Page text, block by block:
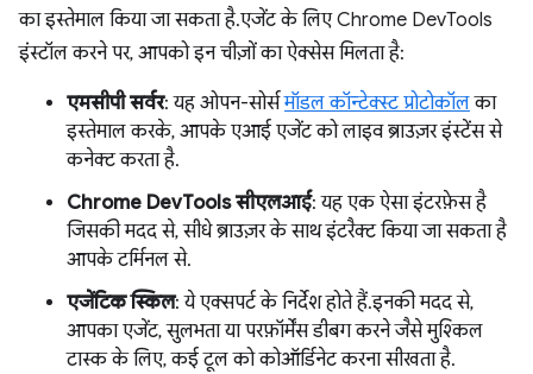
का इस्तेमाल किया जा सकता है. एजेंट के लिए Chrome DevTools
इंस्टॉल करने पर, आपको इन चीज़ों का ऐक्सेस मिलता है:
एमसीपी सर्वर: यह ओपन-सोर्समॉडल कॉन्टेक्स्ट प्रोटोकॉलका
इस्तेमाल करके, आपके एआई एजेंट को लाइव ब्राउज़र इंस्टेंस से
कनेक्ट करता है.
Chrome DevTools सीएलआई: यह एक ऐसा इंटरफ़ेस है
जिसकी मदद से, सीधे ब्राउज़र के साथ इंटरैक्ट किया जा सकता है
आपके टर्मिनल से.
एजेंटिक स्किल: ये एक्सपर्ट के निर्देश होते हैं. इनकी मदद से,
आपका एजेंट, सुलभता या परफ़ॉर्मेंस डीबग करने जैसे मुश्किल
टास्क के लिए, कई टूल को कोऑर्डिनेट करना सीखता है.